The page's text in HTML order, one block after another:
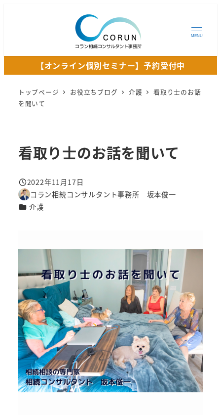
MENU
【オンライン個別セミナー】予約受付中
トップページ お役立ちブログ 介護
看取り士のお話
を聞いて
看取り士のお話を聞いて
投稿日
2022年11月17日
著
者
コラン相続コンサルタント事務所 坂本俊一
カテゴリー
介護